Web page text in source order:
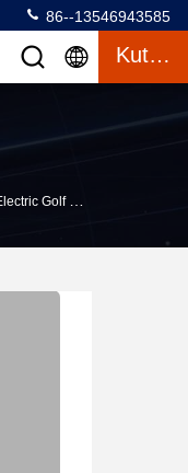
86--13546943585
Kutipan
Golf Patrol Car Golf Truck Untuk Villa / Hotel Patroling 4 + 2 Seat Produsen Cina